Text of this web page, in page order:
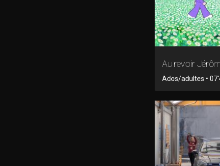
Au revoir
Ados/adultes •